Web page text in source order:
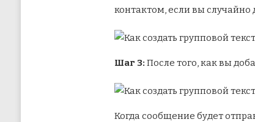
контактом, если вы случайно
Шаг 3: После того, как вы
Когда сообщение будет